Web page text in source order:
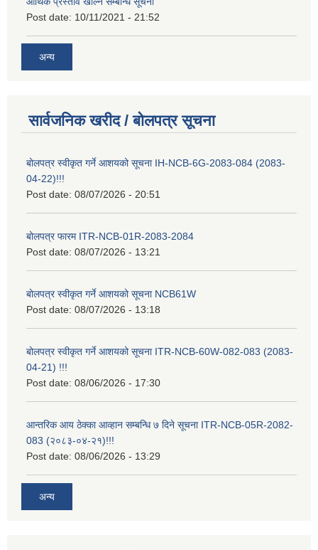
Post date: 10/11/2021 - 21:52
अन्य
सार्वजनिक खरीद / बोलपत्र सूचना
बोलपत्र स्वीकृत गर्ने आशयको सूचना IH-NCB-6G-2083-084 (2083-
04-22)!!!
Post date: 08/07/2026 - 20:51
बोलपत्र फारम ITR-NCB-01R-2083-2084
Post date: 08/07/2026 - 13:21
बोलपत्र स्वीकृत गर्ने आशयको सूचना NCB61W
Post date: 08/07/2026 - 13:18
बोलपत्र स्वीकृत गर्ने आशयको सूचना ITR-NCB-60W-082-083 (2083-
04-21) !!!
Post date: 08/06/2026 - 17:30
आन्तरिक आय ठेक्का आव्हान सम्बन्धि ७ दिने सूचना ITR-NCB-05R-2082-
083 (२०८३-०४-२१)!!!
Post date: 08/06/2026 - 13:29
अन्य